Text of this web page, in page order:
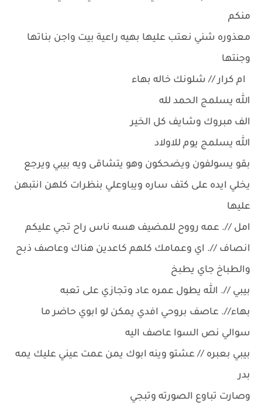
منكم
معذوره شني نعتب عليها بهيه راعية بيت واجن بناتها
وجنتها
ام كرار // شلونك خاله بهاء
الله يسلمج الحمد لله
الف مبروك وشايف كل الخير
الله يسلمج يوم للاولاد
بقو يسولفون ويضحكون وهو يتشاقى ويه بيبي ويرجع
يخلي ايده على كتف ساره ويباوعلي بنظرات كلهن انتبهن
عليها
امل //. عمه رووح للمضيف هسه ناس راح تجي عليكم
انصاف //. اي وعمامك كلهم كاعدين هناك وعاصف ذبح
والطباخ جاي يطبخ
بيبي //. الله يطول عمره عاد وتجازي على تعبه
بهاء//. عاصف بروحي افدي يمكن لو ابوي حاضر ما
سوالي نص السوا عاصف اليه
بيبي بعبره // عشتو وينه ابوك يمن عمت عيني عليك يمه
بدر
وصارت تباوع الصورته وتبجي